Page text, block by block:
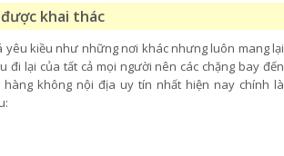
khai thác
kiều như những nơi khác nhưng luôn mang lại
đi lại của tất cả mọi người nên các chặng bay đến
không nội địa uy tín nhất hiện nay chính là